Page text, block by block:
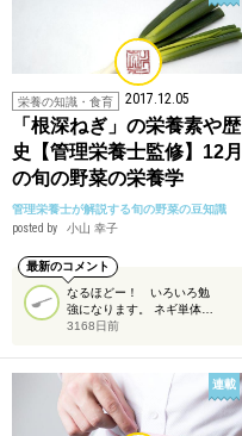
栄養の知識・食育 2017.12.05
「根深ねぎ」の栄養素や歴
史【管理栄養士監修】12月
の旬の野菜の栄養学
管理栄養士が解説する旬の野菜の豆知識
posted by
小山 幸子
最新のコメント
なるほどー！ いろいろ勉
強になります。 ネギ単体…
3168日前
連載